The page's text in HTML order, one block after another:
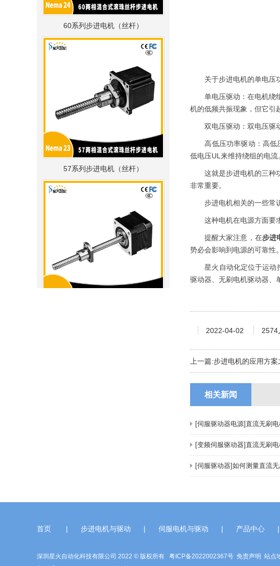
60系列步进电机（丝杆）
57系列步进电机（丝杆）
关于步进电机的单电压功
单电压驱动：在电机绕组
机的低频共振现象，但它引
双电压驱动：双电压驱动
高低压功率驱动：高低压
低电压UL来维持绕组的电流
这就是步进电机的三种功
非常重要。
步进电机相关的一些常
这种电机在电源方面要求
提醒大家注意，在步进
势必会影响到电源的可靠性。
星火自动化定位于运动控
驱动器、无刷电机驱动器、
2022-04-02 2574
上一篇:步进电机的应用方案
相关新闻
[伺服驱动器电源]直流无刷
[变频伺服驱动器]直流无刷
[伺服驱动器]如何测量直流
首页 | 步进电机与驱动 | 伺服电机与驱动 | 产品中心 |
深圳星火自动化科技有限公司 2022 © 版权所有 粤ICP备2022002367号 免责声明 站点